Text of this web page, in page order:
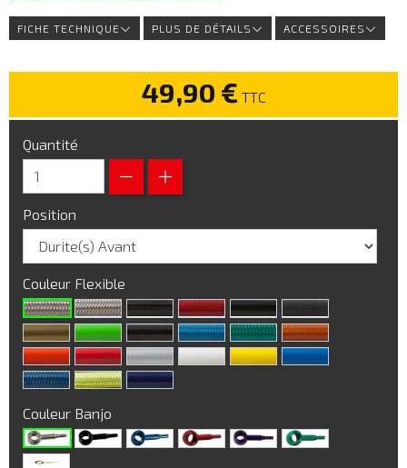
FICHE TECHNIQUE PLUS DE DÉTAILS ACCESSOIRES
49,90 € TTC
Quantité
Position
Couleur Flexible
Couleur Banjo